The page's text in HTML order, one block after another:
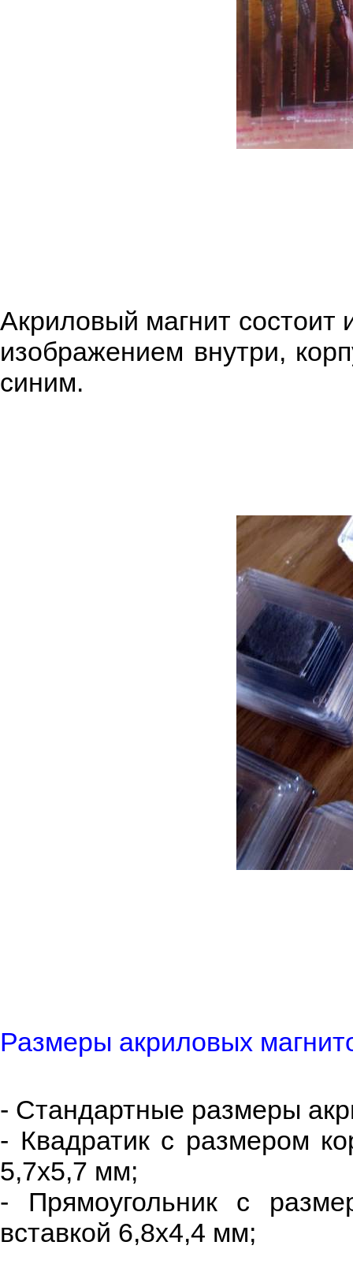
Акриловый магнит состоит
изображением внутри,
синим.
Размеры акриловых
- Cтандартные размеры
- Квадратик с размером
5,7x5,7 мм;
- Прямоугольник с
вставкой 6,8x4,4 мм;